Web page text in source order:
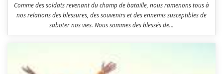
Comme des soldats revenant du champ de bataille, nous ramenons tous à
nos relations des blessures, des souvenirs et des ennemis susceptibles de
saboter nos vies. Nous sommes des blessés de...